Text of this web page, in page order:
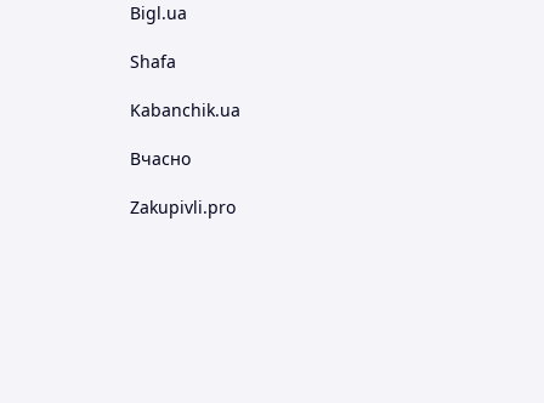
Bigl.ua
Shafa
Kabanchik.ua
Вчасно
Zakupivli.pro